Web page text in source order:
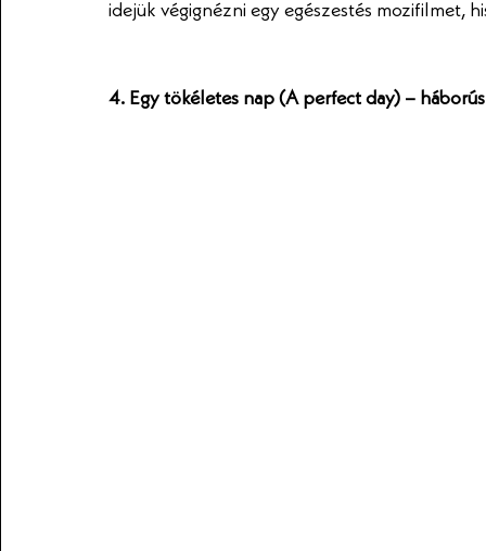
idejük végignézni egy egészestés mozifilmet,
4. Egy tökéletes nap (A perfect day) –